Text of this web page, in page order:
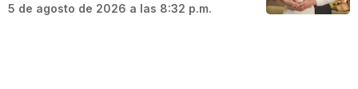
5 de agosto de 2026 a las 8:32 p.m.